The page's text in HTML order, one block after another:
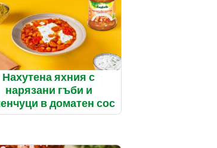
Нахутена яхния с
нарязани гъби и
в доматен сос